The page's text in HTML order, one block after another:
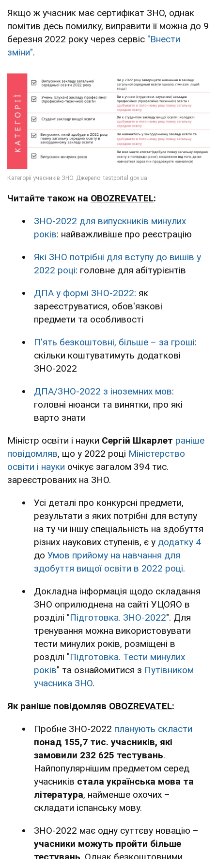
Якщо ж учасник має сертифікат ЗНО, однак
помітив десь помилку, виправити її можна до 9
березня 2022 року через сервіс "Внести
зміни".
Читайте також на OBOZREVATEL:
ЗНО-2022 для випускників минулих
років: найважливіше про реєстрацію
Які ЗНО потрібні для вступу до вишів у
2022 році: головне для абітурієнтів
ДПА у формі ЗНО-2022: як
зареєструватися, обов'язкові
предмети та особливості
П'ять безкоштовні, більше – за гроші:
скільки коштуватимуть додаткові
ЗНО-2022
ДПА/ЗНО-2022 з іноземних мов:
головні нюанси та винятки, про які
варто знати
Міністр освіти і науки Сергій Шкарлет раніше
повідомляв, що у 2022 році Міністерство
освіти і науки очікує загалом 394 тис.
зареєстрованих на ЗНО.
Усі деталі про конкурсні предмети,
результати з яких потрібні для вступу
на ту чи іншу спеціальність на здобуття
різних наукових ступенів, є у додатку 4
до Умов прийому на навчання для
здобуття вищої освіти в 2022 році.
Докладна інформація щодо складання
ЗНО оприлюднена на сайті УЦОЯО в
розділі "Підготовка. ЗНО-2022". Для
тренування можна використовувати
тести минулих років, розміщені в
розділі "Підготовка. Тести минулих
років" та ознайомитися з Путівником
учасника ЗНО.
Як раніше повідомляв OBOZREVATEL:
Пробне ЗНО-2022 планують скласти
понад 155,7 тис. учасників, які
замовили 232 625 тестувань.
Найпопулярнішим предметом серед
учасників стала українська мова та
література, найменше охочих –
складати іспанську мову.
ЗНО-2022 має одну суттєву новацію –
учасники можуть пройти більше
тестувань . Однак безкоштовними